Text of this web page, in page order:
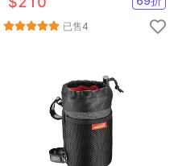
已售4